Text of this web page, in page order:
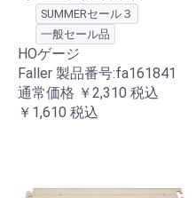
SUMMERセール３
一般セール品
HOゲージ
Faller 製品番号:fa161841
通常価格 ￥2,310 税込
￥1,610 税込